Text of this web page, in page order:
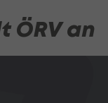
ÖRV an